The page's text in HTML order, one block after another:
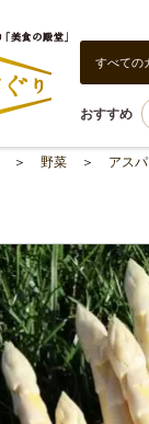
すべての
おすすめ
野菜 アス